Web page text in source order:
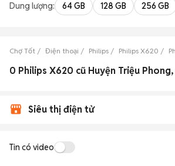
Dung lượng: 64 GB 128 GB 256 GB
Chợ Tốt Điện thoại Philips Philips X620
0 Philips X620 cũ Huyện Triệu
Siêu thị điện tử
Tin có video